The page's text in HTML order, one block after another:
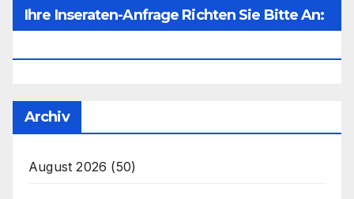
Ihre Inseraten-Anfrage Richten Sie Bitte An:
Archiv
August 2026 (50)